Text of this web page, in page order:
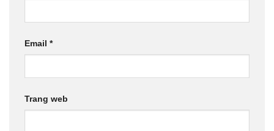
Email *
Trang web